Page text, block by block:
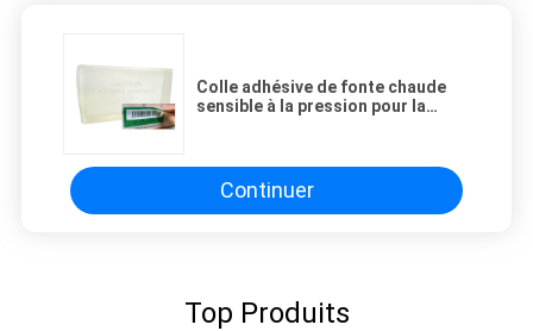
Colle adhésive de fonte chaude
sensible à la pression pour la
Continuer
Top Produits